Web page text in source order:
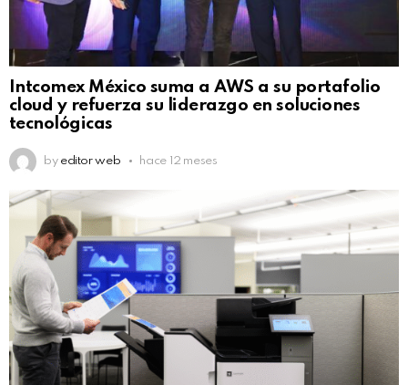
Intcomex México suma a AWS a su portafolio
cloud y refuerza su liderazgo en soluciones
tecnológicas
by editor web hace 12 meses